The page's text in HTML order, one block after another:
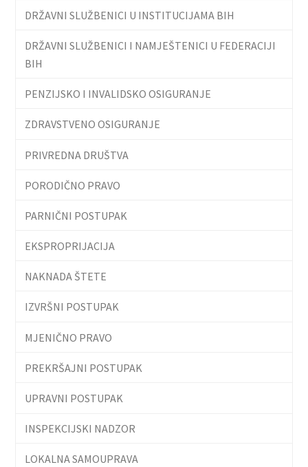
DRŽAVNI SLUŽBENICI U INSTITUCIJAMA BIH
DRŽAVNI SLUŽBENICI I NAMJEŠTENICI U FEDERACIJI
BIH
PENZIJSKO I INVALIDSKO OSIGURANJE
ZDRAVSTVENO OSIGURANJE
PRIVREDNA DRUŠTVA
PORODIČNO PRAVO
PARNIČNI POSTUPAK
EKSPROPRIJACIJA
NAKNADA ŠTETE
IZVRŠNI POSTUPAK
MJENIČNO PRAVO
PREKRŠAJNI POSTUPAK
UPRAVNI POSTUPAK
INSPEKCIJSKI NADZOR
LOKALNA SAMOUPRAVA